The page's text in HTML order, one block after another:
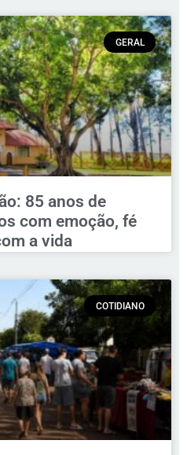
GERAL
85 anos de
com emoção, fé
a vida
COTIDIANO